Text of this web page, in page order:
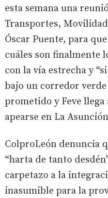
esta semana una
Transportes,
Óscar Puente, para
cuáles son finalmente
con la vía estrecha y
bajo un corredor
prometido y Feve llega
apearse en La
ColproLeón denuncia
“harta de tanto
carpetazo a la
inasumible para la